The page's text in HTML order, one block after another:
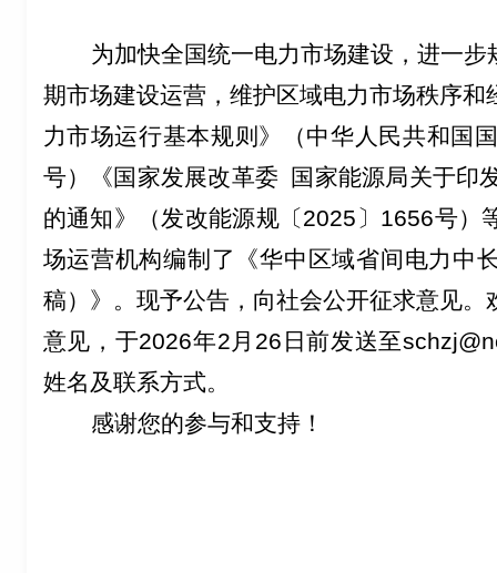
为加快全国统一电力市场建设，进一
期市场建设运营，维护区域电力市场秩序和
力市场运行基本规则》（中华人民共和国
号）《国家发展改革委 国家能源局关于印
的通知》（发改能源规 〔2025〕1656号）
场运营机构编制了
《华中区域省间电力中
稿）》 。现予公告，向社会公开征求意见
意见，于2026年2 月 26 日前发送至
姓名及联系方式。
感谢您的参与和支持！